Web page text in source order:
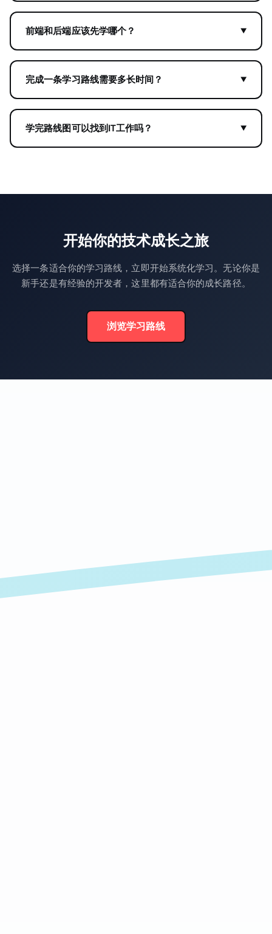
前端和后端应该先学哪个？
完成一条学习路线需要多长时间？
学完路线图可以找到IT工作吗？
开始你的技术成长之旅
选择一条适合你的学习路线，立即开始系统化学习。无论你是
新手还是有经验的开发者，这里都有适合你的成长路径。
浏览学习路线